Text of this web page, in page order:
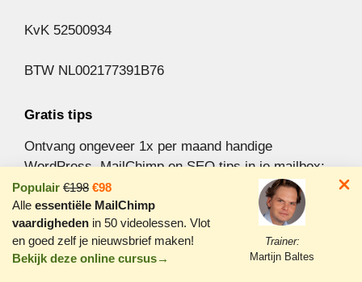
Populair €198 €98
Alle essentiële MailChimp
vaardigheden in 50 videolessen. Vlot
en goed zelf je nieuwsbrief maken!
Bekijk deze online cursus→
Trainer:
Martijn Baltes
KvK 52500934
BTW NL002177391B76
Gratis tips
Ontvang ongeveer 1x per maand handige
WordPress, MailChimp en SEO tips in je mailbox:
Aanmelden nieuwsbrief »